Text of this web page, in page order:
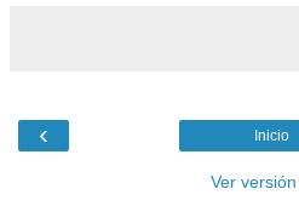
‹ Inicio
Ver